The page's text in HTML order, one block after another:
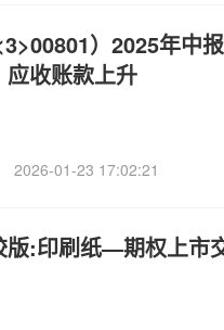
）2025年中
收账款上升
2026-01-23 17:02:21
版:印刷纸—期权上市